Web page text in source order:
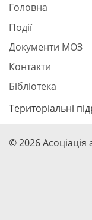
Головна
Події
Документи МОЗ
Контакти
Бібліотека
Територіальні
© 2026 Асоціація